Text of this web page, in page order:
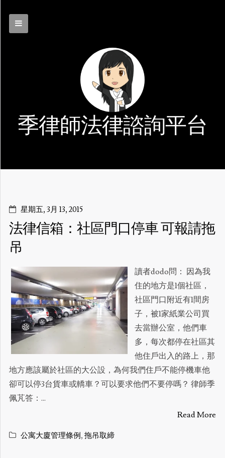
季律師法律諮詢平台
星期五, 3月 13, 2015
法律信箱：社區門口停車 可報請拖
吊
讀者dodo問： 因為我
住的地方是1個社區，
社區門口附近有1間房
子，被1家紙業公司買
去當辦公室，他們車
多，每次都停在社區其
他住戶出入的路上，那
地方應該屬於社區的大公設，為何我們住戶不能停機車他
卻可以停3台貨車或轎車？可以要求他們不要停嗎？ 律師季
佩芃答：...
Read More
公寓大廈管理條例, 拖吊取締